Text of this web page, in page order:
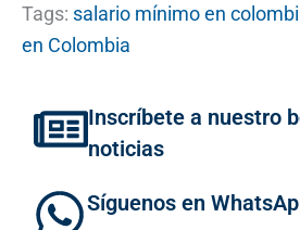
Tags: salario mínimo en
en Colombia
Inscríbete a nuestro
noticias
Síguenos en